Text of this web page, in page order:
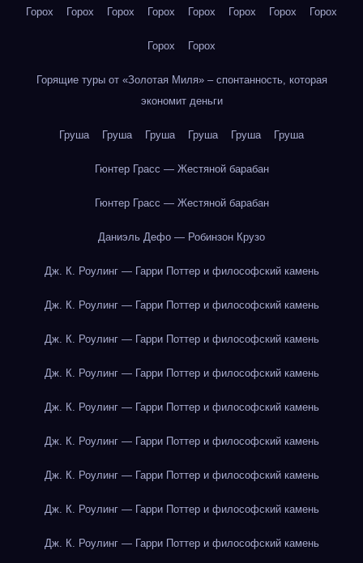
Горох Горох Горох Горох Горох Горох Горох Горох
Горох Горох
Горящие туры от «Золотая Миля» – спонтанность, которая
экономит деньги
Груша Груша Груша Груша Груша Груша
Гюнтер Грасс — Жестяной барабан
Гюнтер Грасс — Жестяной барабан
Даниэль Дефо — Робинзон Крузо
Дж. К. Роулинг — Гарри Поттер и философский камень
Дж. К. Роулинг — Гарри Поттер и философский камень
Дж. К. Роулинг — Гарри Поттер и философский камень
Дж. К. Роулинг — Гарри Поттер и философский камень
Дж. К. Роулинг — Гарри Поттер и философский камень
Дж. К. Роулинг — Гарри Поттер и философский камень
Дж. К. Роулинг — Гарри Поттер и философский камень
Дж. К. Роулинг — Гарри Поттер и философский камень
Дж. К. Роулинг — Гарри Поттер и философский камень